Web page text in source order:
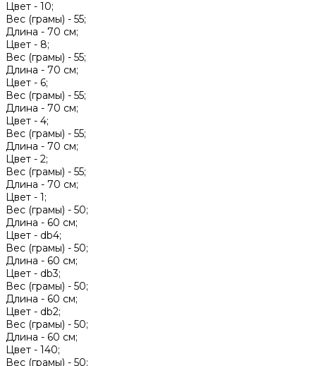
Цвет - 10;
Вес (грамы) - 55;
Длина - 70 см;
Цвет - 8;
Вес (грамы) - 55;
Длина - 70 см;
Цвет - 6;
Вес (грамы) - 55;
Длина - 70 см;
Цвет - 4;
Вес (грамы) - 55;
Длина - 70 см;
Цвет - 2;
Вес (грамы) - 55;
Длина - 70 см;
Цвет - 1;
Вес (грамы) - 50;
Длина - 60 см;
Цвет - db4;
Вес (грамы) - 50;
Длина - 60 см;
Цвет - db3;
Вес (грамы) - 50;
Длина - 60 см;
Цвет - db2;
Вес (грамы) - 50;
Длина - 60 см;
Цвет - 140;
Вес (грамы) - 50;